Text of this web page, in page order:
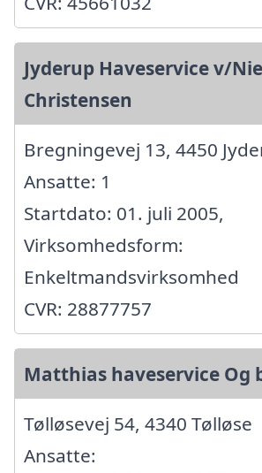
Jyderup Haveservice v/
Christensen
Bregningevej 13, 4450
Ansatte: 1
Startdato: 01. juli 2005,
Virksomhedsform:
Enkeltmandsvirksomhed
CVR: 28877757
Matthias haveservice Og
Tølløsevej 54, 4340 Tølløse
Ansatte: